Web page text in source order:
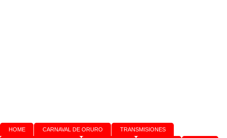
HOME CARNAVAL DE ORURO TRANSMISIONES